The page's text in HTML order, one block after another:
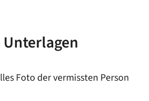
Foto der vermissten Person